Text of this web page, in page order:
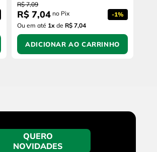
R$ 7,09
R$ 7,04 no Pix -1%
Ou em até 1x de R$ 7,04
ADICIONAR AO CARRINHO
QUERO
NOVIDADES